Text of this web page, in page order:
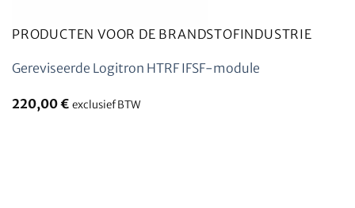
PRODUCTEN VOOR DE BRANDSTOFINDUSTRIE
Gereviseerde Logitron HTRF IFSF-module
220,00€ exclusief BTW